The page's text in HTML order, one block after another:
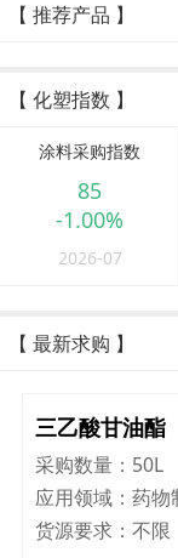
【 推荐产品 】
【 化塑指数 】
涂料采购指数
85
-1.00%
2026-07
【 最新求购 】
三乙酸甘油酯
采购数量： 50L
应用领域： 药物
货源要求： 不限